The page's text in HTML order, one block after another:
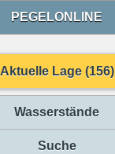
PEGELONLINE
Aktuelle Lage (156)
Wasserstände
Suche